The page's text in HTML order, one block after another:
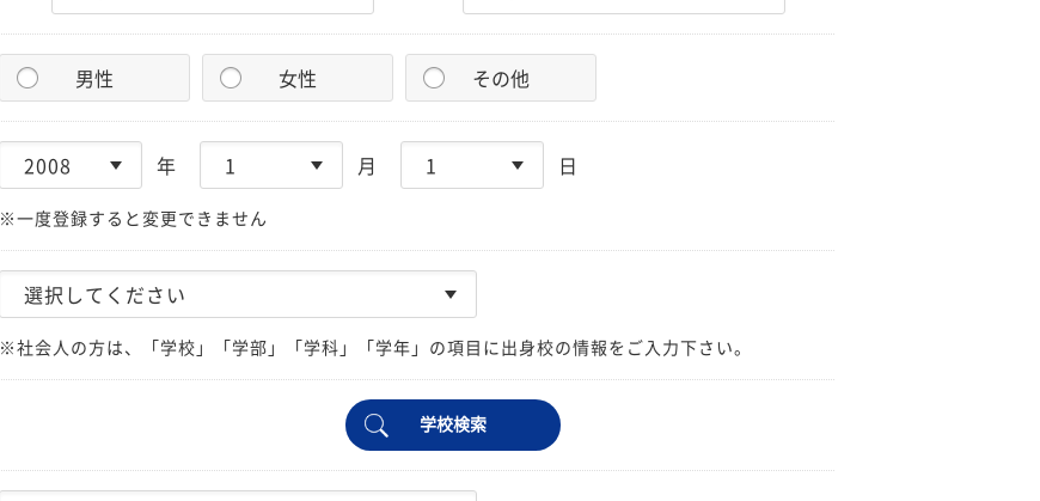
男性 女性 その他
年 月 日
※一度登録すると変更できません
※社会人の方は、「学校」「学部」「学科」「学年」の項目に出身校の情報をご入力下さい。
学校検索